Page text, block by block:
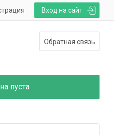
Вход на сайт
Обратная связь
пуста